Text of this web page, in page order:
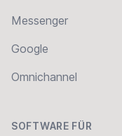
Messenger
Google
Omnichannel
SOFTWARE FÜR